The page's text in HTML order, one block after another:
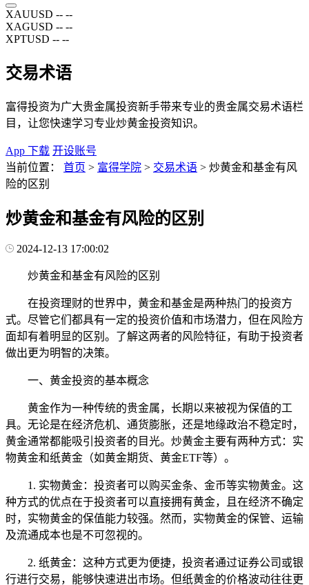
XAUUSD -- --
XAGUSD -- --
XPTUSD -- --
交易术语
富得投资为广大贵金属投资新手带来专业的贵金属交易术语栏
目，让您快速学习专业炒黄金投资知识。
App 下载 开设账号
当前位置：
首页 > 富得学院 > 交易术语 > 炒黄金和基金有风
险的区别
炒黄金和基金有风险的区别
2024-12-13 17:00:02
炒黄金和基金有风险的区别
在投资理财的世界中，黄金和基金是两种热门的投资方
式。尽管它们都具有一定的投资价值和市场潜力，但在风险方
面却有着明显的区别。了解这两者的风险特征，有助于投资者
做出更为明智的决策。
一、黄金投资的基本概念
黄金作为一种传统的贵金属，长期以来被视为保值的工
具。无论是在经济危机、通货膨胀，还是地缘政治不稳定时，
黄金通常都能吸引投资者的目光。炒黄金主要有两种方式：实
物黄金和纸黄金（如黄金期货、黄金ETF等）。
1. 实物黄金：投资者可以购买金条、金币等实物黄金。这
种方式的优点在于投资者可以直接拥有黄金，且在经济不确定
时，实物黄金的保值能力较强。然而，实物黄金的保管、运输
及流通成本也是不可忽视的。
2. 纸黄金：这种方式更为便捷，投资者通过证券公司或银
行进行交易，能够快速进出市场。但纸黄金的价格波动往往更